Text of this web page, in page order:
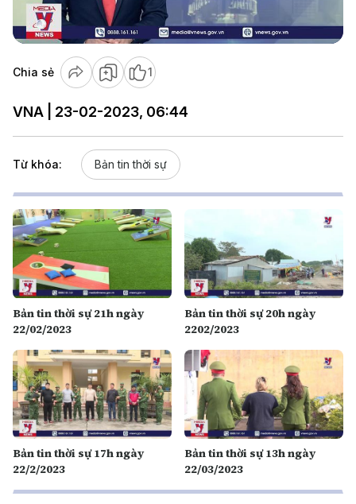
Video
Chia sẻ 1
VNA | 23-02-2023, 06:44
Từ khóa: Bản tin thời sự
Bản tin thời sự 21h ngày
22/02/2023
Bản tin thời sự 20h ngày
2202/2023
Bản tin thời sự 17h ngày
22/2/2023
Bản tin thời sự 13h ngày
22/03/2023